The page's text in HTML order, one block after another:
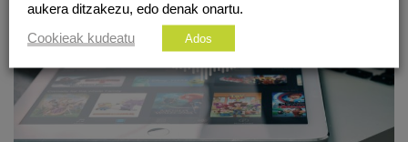
aukera ditzakezu, edo denak onartu.
Cookieak kudeatu
Ados